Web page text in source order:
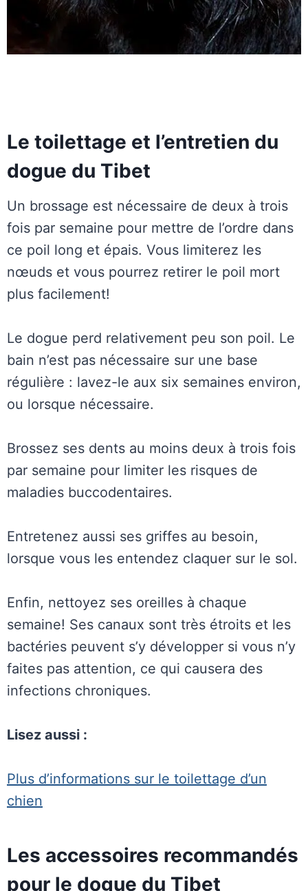
Le toilettage et l’entretien du
dogue du Tibet
Un brossage est nécessaire de deux à trois
fois par semaine pour mettre de l’ordre dans
ce poil long et épais. Vous limiterez les
nœuds et vous pourrez retirer le poil mort
plus facilement!
Le dogue perd relativement peu son poil. Le
bain n’est pas nécessaire sur une base
régulière : lavez-le aux six semaines environ,
ou lorsque nécessaire.
Brossez ses dents au moins deux à trois fois
par semaine pour limiter les risques de
maladies buccodentaires.
Entretenez aussi ses griffes au besoin,
lorsque vous les entendez claquer sur le sol.
Enfin, nettoyez ses oreilles à chaque
semaine! Ses canaux sont très étroits et les
bactéries peuvent s’y développer si vous n’y
faites pas attention, ce qui causera des
infections chroniques.
Lisez aussi :
Plus d’informations sur le toilettage d’un
chien
Les accessoires recommandés
pour le dogue du Tibet